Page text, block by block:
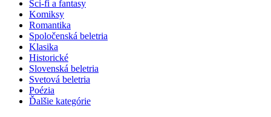
Sci-fi a fantasy
Komiksy
Romantika
Spoločenská beletria
Klasika
Historické
Slovenská beletria
Svetová beletria
Poézia
Ďalšie kategórie